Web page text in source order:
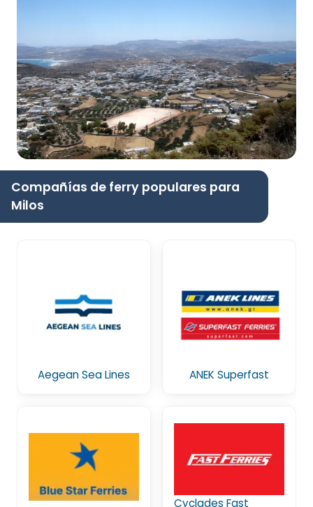
Compañías de ferry populares para
Milos
Aegean Sea Lines ANEK Superfast
Cyclades Fast